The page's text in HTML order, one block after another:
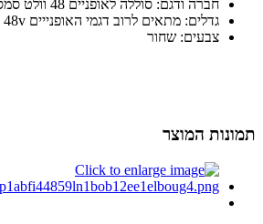
חברה ודגם: סוללה לאופניים 48 וולט סמסונג
גדלים: מתאים לרוב דגמי האופנייים 48v
צבעים: שחור
תמונות המוצר